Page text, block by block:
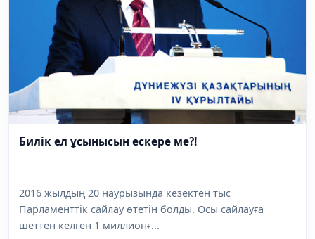
Билік ел ұсынысын ескере ме?!
2016 жылдың 20 наурызында кезектен тыс
Парламенттік сайлау өтетін болды. Осы сайлауға
шеттен келген 1 миллионғ...